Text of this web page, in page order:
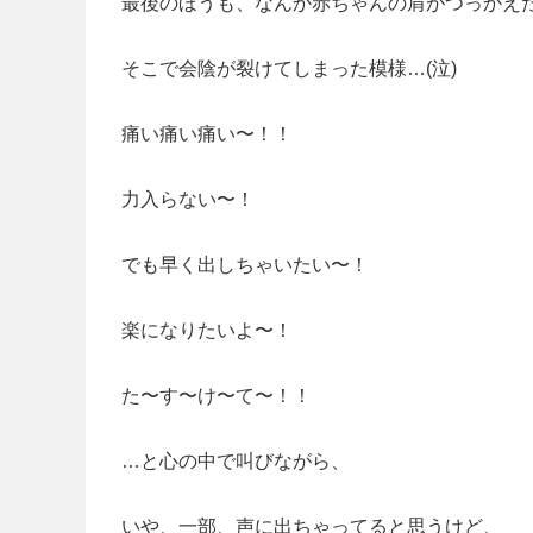
そこで会陰が裂けてしまった模様…(泣)
痛い痛い痛い〜！！
力入らない〜！
でも早く出しちゃいたい〜！
楽になりたいよ〜！
た〜す〜け〜て〜！！
…と心の中で叫びながら、
いや、一部、声に出ちゃってると思うけど、